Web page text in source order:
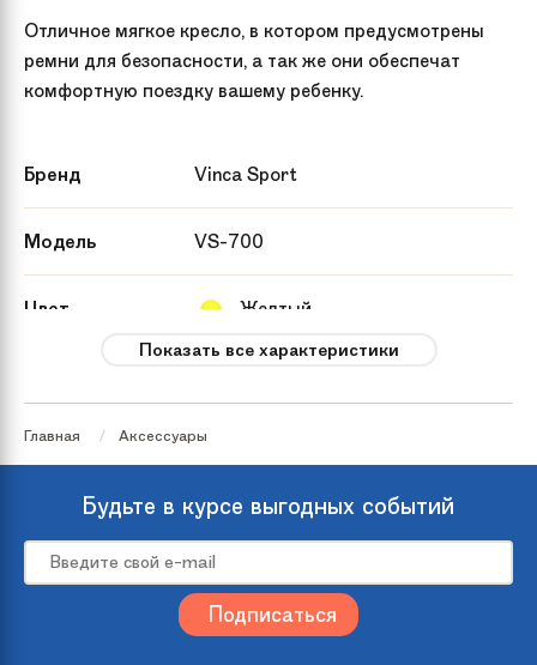
Отличное мягкое кресло, в котором предусмотрены
ремни для безопасности, а так же они обеспечат
комфортную поездку вашему ребенку.
Бренд Vinca Sport
Модель VS-700
Цвет Желтый
аксессуаров
Артикул
производителя
VS 700 green
Показать все характеристики
Главная Аксессуары
Будьте в курсе выгодных событий